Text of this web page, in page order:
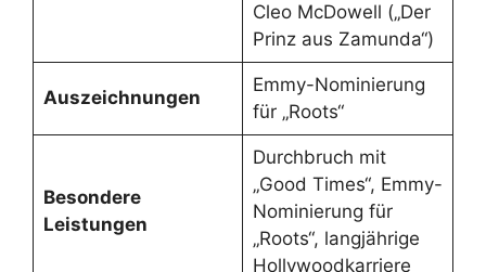
Cleo McDowell („Der
Prinz aus Zamunda“)
Auszeichnungen
Emmy-Nominierung
für „Roots“
Besondere
Leistungen
Durchbruch mit
„Good Times“, Emmy-
Nominierung für
„Roots“, langjährige
Hollywoodkarriere